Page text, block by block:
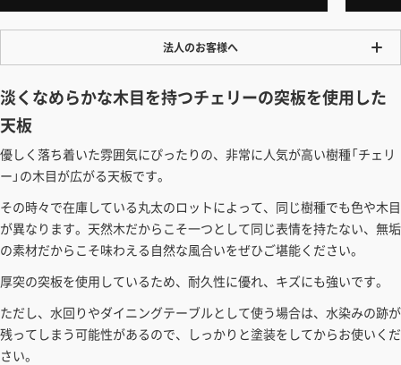
法人のお客様へ
ワンプライス販売
法人・個人様いずれも全て一律の価格で販売しております。法人/個人
事業主様には「請求書払い」も対応しています。
「請求書払い」の詳細はこちら
カートでのお見積り機能
「この商品を選ぶ」からご希望の商品をカートに入れていただき、お届
け先種別・都道府県を選択すると、送料を含んだ合計金額を確認する
見積もりガイドはこちら
淡くなめらかな木目を持つチェリーの突板を使用した
天板
優しく落ち着いた雰囲気にぴったりの、非常に人気が高い樹種「チェリ
ー」の木目が広がる天板です。
その時々で在庫している丸太のロットによって、同じ樹種でも色や木目
が異なります。天然木だからこそ一つとして同じ表情を持たない、無垢
の素材だからこそ味わえる自然な風合いをぜひご堪能ください。
厚突の突板を使用しているため、耐久性に優れ、キズにも強いです。
ただし、水回りやダイニングテーブルとして使う場合は、水染みの跡が
残ってしまう可能性があるので、しっかりと塗装をしてからお使いくだ
さい。